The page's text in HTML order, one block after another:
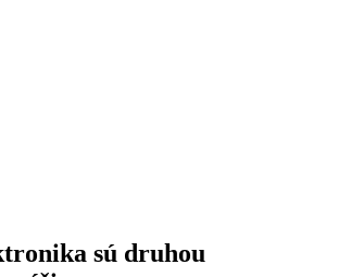
sú druhou